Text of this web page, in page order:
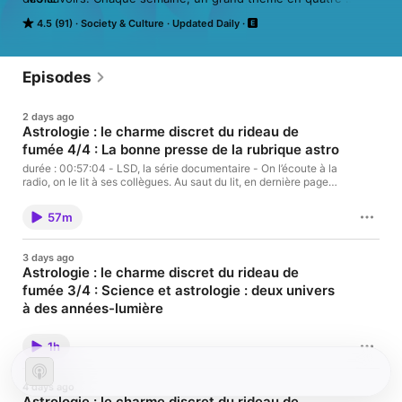
4.5 (91) Society & Culture Updated Daily
limite, rendez-vous sur Radio France
Episodes
2 days ago
Astrologie : le charme discret du rideau de
fumée 4/4 : La bonne presse de la rubrique astro
durée : 00:57:04 - LSD, la série documentaire - On l’écoute à la
radio, on le lit à ses collègues. Au saut du lit, en dernière page
regarde le ciel sans lever la tête. Quelle est l’origine de cette
rubrique ? - équipe : Maryvonne Abolivier, Anahi Morales Vous
aimez ce podcast ? Pour écouter tous les épisodes sans limite,
57m
3 days ago
Astrologie : le charme discret du rideau de
fumée 3/4 : Science et astrologie : deux univers
à des années-lumière
pas une science, mais son expression, toujours plus complexe.
Que sait-on de l’influence du jour de notre naissance sur la vie ?
Comment travaillent les astrologues ? Les chercheurs ? -
équipe : Maryvonne Abolivier, Anahi Morales Vous aimez ce
podcast ? Pour écouter tous les épisodes sans limite, rendez-
1h
4 days ago